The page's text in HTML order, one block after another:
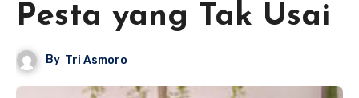
Pesta yang Tak Usai
By Tri Asmoro